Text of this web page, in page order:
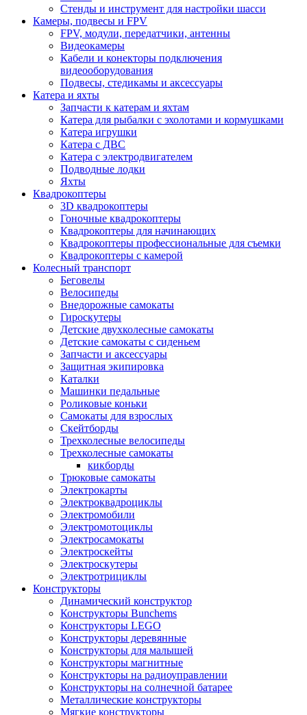
Стенды и инструмент для настройки шасси
Камеры, подвесы и FPV
FPV, модули, передатчики, антенны
Видеокамеры
Кабели и конекторы подключения
видеооборудования
Подвесы, стедикамы и аксессуары
Катера и яхты
Запчасти к катерам и яхтам
Катера для рыбалки с эхолотами и кормушками
Катера игрушки
Катера с ДВС
Катера с электродвигателем
Подводные лодки
Яхты
Квадрокоптеры
3D квадрокоптеры
Гоночные квадрокоптеры
Квадрокоптеры для начинающих
Квадрокоптеры профессиональные для съемки
Квадрокоптеры с камерой
Колесный транспорт
Беговелы
Велосипеды
Внедорожные самокаты
Гироскутеры
Детские двухколесные самокаты
Детские самокаты с сиденьем
Запчасти и аксессуары
Защитная экипировка
Каталки
Машинки педальные
Роликовые коньки
Самокаты для взрослых
Скейтборды
Трехколесные велосипеды
Трехколесные самокаты
кикборды
Трюковые самокаты
Электрокарты
Электроквадроциклы
Электромобили
Электромотоциклы
Электросамокаты
Электроскейты
Электроскутеры
Электротрициклы
Конструкторы
Динамический конструктор
Конструкторы Bunchems
Конструкторы LEGO
Конструкторы деревянные
Конструкторы для малышей
Конструкторы магнитные
Конструкторы на радиоуправлении
Конструкторы на солнечной батарее
Металлические конструкторы
Мягкие конструкторы